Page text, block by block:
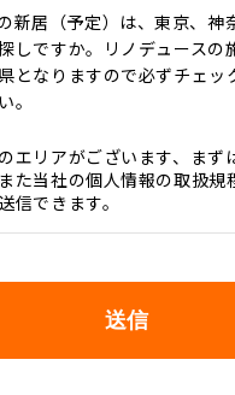
新居（予定）は、東京、神
しですか。リノデュースの
となりますので必ずチェッ
。
エリアがございます、まず
た当社の個人情報の取扱規
信できます。